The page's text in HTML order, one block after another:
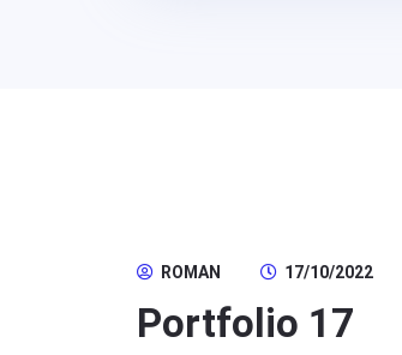
ROMAN 17/10/2022
Portfolio 17